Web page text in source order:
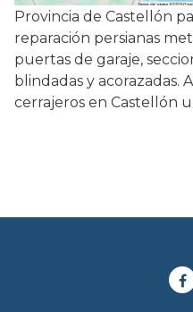
Provincia de Castellón
reparación persianas
puertas de garaje,
blindadas y acorazadas.
cerrajeros en Castellón